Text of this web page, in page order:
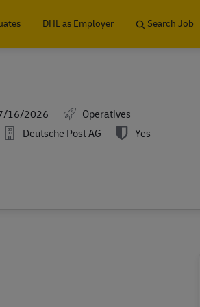
DHL as Employer Search Job
Date
16/2026
Operatives
Deutsche Post AG Yes